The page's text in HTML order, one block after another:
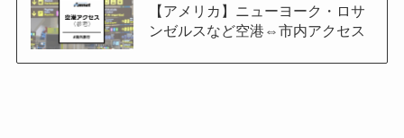
【アメリカ】ニューヨーク・ロサ
ンゼルスなど空港⇔市内アクセス